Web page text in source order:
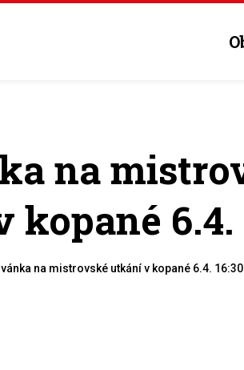
na
6.4.
na mistrovské utkání v kopané 6.4. 16:30